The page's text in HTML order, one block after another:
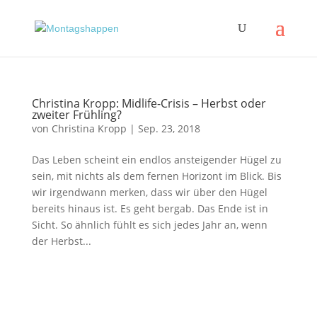
Christina Kropp: Midlife-Crisis – Herbst oder
zweiter Frühling?
von Christina Kropp | Sep. 23, 2018
Das Leben scheint ein endlos ansteigender Hügel zu
sein, mit nichts als dem fernen Horizont im Blick. Bis
wir irgendwann merken, dass wir über den Hügel
bereits hinaus ist. Es geht bergab. Das Ende ist in
Sicht. So ähnlich fühlt es sich jedes Jahr an, wenn
der Herbst...